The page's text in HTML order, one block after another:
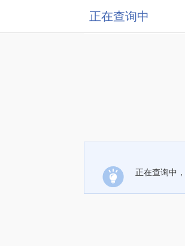
正在查询中
正在查询中